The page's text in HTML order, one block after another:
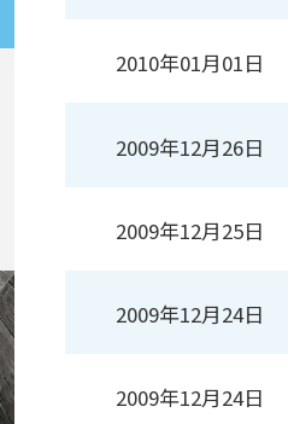
2010年01月01日
2009年12月26日
2009年12月25日
2009年12月24日
2009年12月24日